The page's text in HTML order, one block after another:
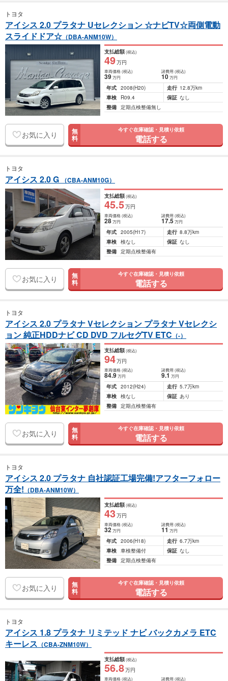
トヨタ
アイシス 2.0 プラタナ Uセレクション ☆ナビTV☆両側電動
スライドドア☆ （DBA-ANM10W）
支払総額(税込)
49万円
車両価格(税込)
39万円
諸費用 (税込)
10 万円
年式 2008(H20) 走行 12.8万km
車検
R09.4 保証 なし
整備 定期点検整備無し
お気に入り 無
料
今すぐ在庫確認・見積り依頼
電話する
トヨタ
アイシス 2.0 G （CBA-ANM10G）
支払総額(税込)
45.5万円
車両価格(税込)
28万円
諸費用 (税込)
17.5 万円
年式 2005(H17) 走行 8.8万km
車検 検なし 保証 なし
整備 定期点検整備有
お気に入り 無
料
今すぐ在庫確認・見積り依頼
電話する
トヨタ
アイシス 2.0 プラタナ Vセレクション プラタナ Vセレクシ
ョン 純正HDDナビ CD DVD フルセグTV ETC （-）
支払総額(税込)
94万円
車両価格(税込)
84.9万円
諸費用 (税込)
9.1 万円
年式 2012(H24) 走行 5.7万km
車検 検なし 保証 あり
整備 定期点検整備有
お気に入り 無
料
今すぐ在庫確認・見積り依頼
電話する
トヨタ
アイシス 2.0 プラタナ 自社認証工場完備!アフターフォロー
万全! （DBA-ANM10W）
支払総額(税込)
43万円
車両価格(税込)
32万円
諸費用 (税込)
11 万円
年式 2006(H18) 走行 6.7万km
車検 車検整備付 保証 なし
整備 定期点検整備有
お気に入り 無
料
今すぐ在庫確認・見積り依頼
電話する
トヨタ
アイシス 1.8 プラタナ リミテッド ナビ バックカメラ ETC
キーレス （CBA-ZNM10W）
支払総額(税込)
56.8万円
車両価格(税込) 諸費用 (税込)